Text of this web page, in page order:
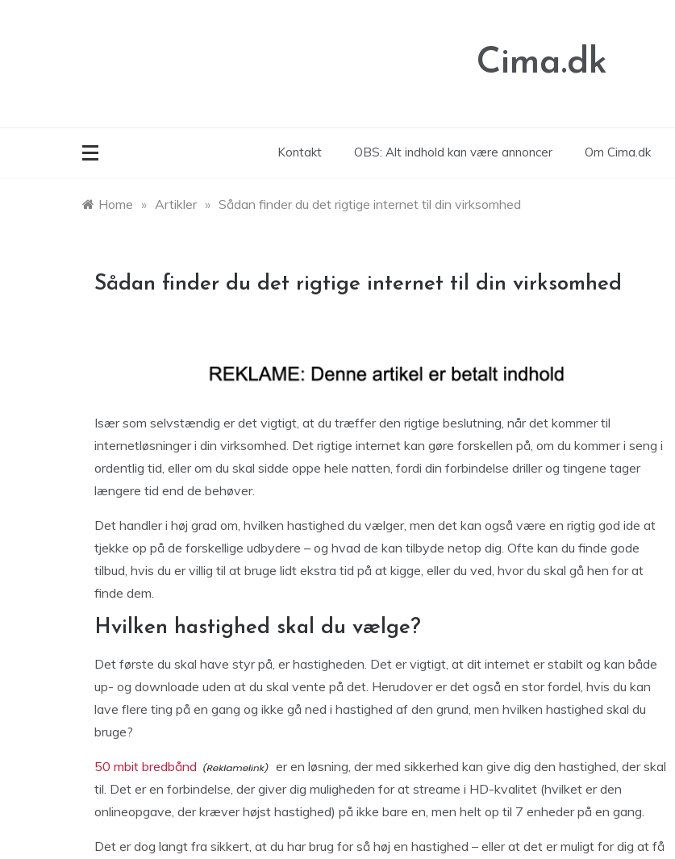
Cima.dk
Kontakt OBS: Alt indhold kan være annoncer Om Cima.dk
Home » Artikler » Sådan finder du det rigtige internet til din virksomhed
Sådan finder du det rigtige internet til din virksomhed
Især som selvstændig er det vigtigt, at du træffer den rigtige beslutning, når det kommer til
internetløsninger i din virksomhed. Det rigtige internet kan gøre forskellen på, om du kommer i seng i
ordentlig tid, eller om du skal sidde oppe hele natten, fordi din forbindelse driller og tingene tager
længere tid end de behøver.
Det handler i høj grad om, hvilken hastighed du vælger, men det kan også være en rigtig god ide at
tjekke op på de forskellige udbydere – og hvad de kan tilbyde netop dig. Ofte kan du finde gode
tilbud, hvis du er villig til at bruge lidt ekstra tid på at kigge, eller du ved, hvor du skal gå hen for at
finde dem.
Hvilken hastighed skal du vælge?
Det første du skal have styr på, er hastigheden. Det er vigtigt, at dit internet er stabilt og kan både
up- og downloade uden at du skal vente på det. Herudover er det også en stor fordel, hvis du kan
lave flere ting på en gang og ikke gå ned i hastighed af den grund, men hvilken hastighed skal du
bruge?
50 mbit bredbånd
er en løsning, der med sikkerhed kan give dig den hastighed, der skal
til. Det er en forbindelse, der giver dig muligheden for at streame i HD-kvalitet (hvilket er den
onlineopgave, der kræver højst hastighed) på ikke bare en, men helt op til 7 enheder på en gang.
Det er dog langt fra sikkert, at du har brug for så høj en hastighed – eller at det er muligt for dig at få